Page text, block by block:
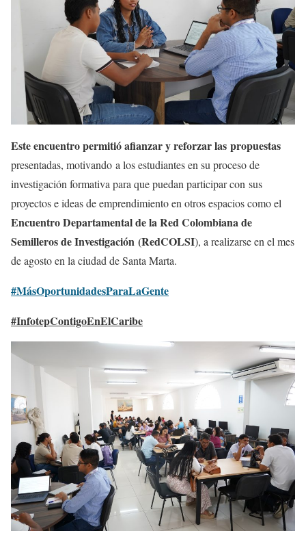
Este encuentro permitió afianzar y reforzar las propuestas
presentadas, motivando a los estudiantes en su proceso de
investigación formativa para que puedan participar con sus
proyectos e ideas de emprendimiento en otros espacios como el
Encuentro Departamental de la Red Colombiana de
Semilleros de Investigación (RedCOLSI), a realizarse en el mes
de agosto en la ciudad de Santa Marta.
#MásOportunidadesParaLaGente
#InfotepContigoEnElCaribe